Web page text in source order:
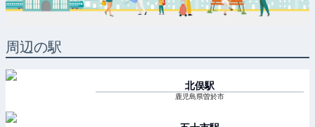
周辺の駅
北俣駅
鹿児島県曽於市